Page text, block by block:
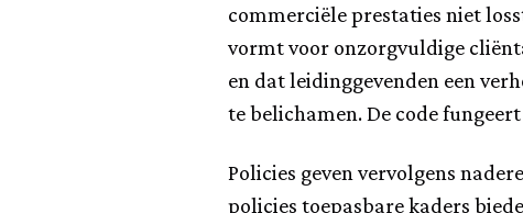
commerciële prestaties niet
vormt voor onzorgvuldige
en dat leidinggevenden een
te belichamen. De code
Policies geven vervolgens
policies toepasbare kaders